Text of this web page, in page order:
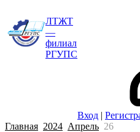
ЛТЖТ
—
филиал
РГУПС
Вход |
Главная 2024 Апрель 26